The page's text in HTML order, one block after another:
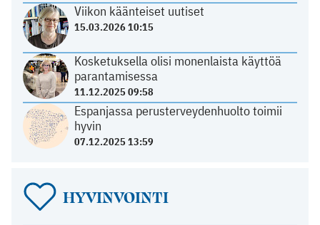
Viikon käänteiset uutiset
15.03.2026 10:15
Kosketuksella olisi monenlaista käyttöä
parantamisessa
11.12.2025 09:58
Espanjassa perusterveydenhuolto toimii
hyvin
07.12.2025 13:59
HYVINVOINTI